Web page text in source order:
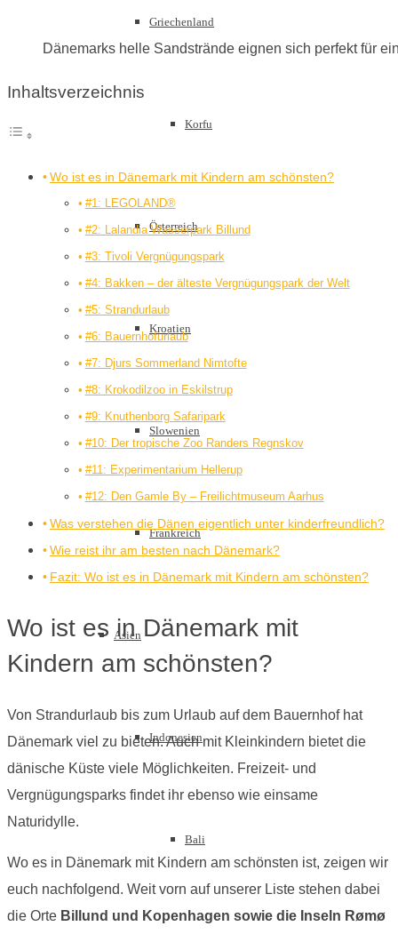
Griechenland
Korfu
Österreich
Kroatien
Slowenien
Frankreich
Asien
Indonesien
Bali
Dänemarks helle Sandstrände eignen sich perfekt für
Inhaltsverzeichnis
Wo ist es in Dänemark mit Kindern am schönsten?
#1: LEGOLAND®
#2: Lalandia Wasserpark Billund
#3: Tivoli Vergnügungspark
#4: Bakken – der älteste Vergnügungspark der Welt
#5: Strandurlaub
#6: Bauernhofurlaub
#7: Djurs Sommerland Nimtofte
#8: Krokodilzoo in Eskilstrup
#9: Knuthenborg Safaripark
#10: Der tropische Zoo Randers Regnskov
#11: Experimentarium Hellerup
#12: Den Gamle By – Freilichtmuseum Aarhus
Was verstehen die Dänen eigentlich unter kinderfreundlich?
Wie reist ihr am besten nach Dänemark?
Fazit: Wo ist es in Dänemark mit Kindern am schönsten?
Wo ist es in Dänemark mit
Kindern am schönsten?
Von Strandurlaub bis zum Urlaub auf dem Bauernhof hat
Dänemark viel zu bieten. Auch mit Kleinkindern bietet die
dänische Küste viele Möglichkeiten. Freizeit- und
Vergnügungsparks findet ihr ebenso wie einsame
Naturidylle.
Wo es in Dänemark mit Kindern am schönsten ist, zeigen wir
euch nachfolgend. Weit vorn auf unserer Liste stehen dabei
die Orte Billund und Kopenhagen sowie die Inseln Rømø